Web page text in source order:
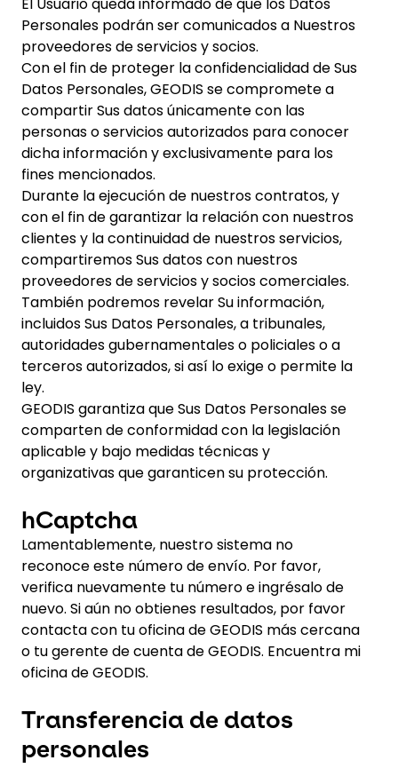
Personales podrán ser comunicados a Nuestros
proveedores de servicios y socios.
Con el fin de proteger la confidencialidad de Sus
Datos Personales, GEODIS se compromete a
compartir Sus datos únicamente con las
personas o servicios autorizados para conocer
dicha información y exclusivamente para los
fines mencionados.
Durante la ejecución de nuestros contratos, y
con el fin de garantizar la relación con nuestros
clientes y la continuidad de nuestros servicios,
compartiremos Sus datos con nuestros
proveedores de servicios y socios comerciales.
También podremos revelar Su información,
incluidos Sus Datos Personales, a tribunales,
autoridades gubernamentales o policiales o a
terceros autorizados, si así lo exige o permite la
ley.
GEODIS garantiza que Sus Datos Personales se
comparten de conformidad con la legislación
aplicable y bajo medidas técnicas y
organizativas que garanticen su protección.
hCaptcha
Lamentablemente, nuestro sistema no
reconoce este número de envío. Por favor,
verifica nuevamente tu número e ingrésalo de
nuevo. Si aún no obtienes resultados, por favor
contacta con tu oficina de GEODIS más cercana
o tu gerente de cuenta de GEODIS. Encuentra mi
oficina de GEODIS.
Transferencia de datos
personales